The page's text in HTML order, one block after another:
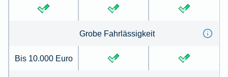
Grobe Fahr­lässig­keit
Bis 10.000 Euro